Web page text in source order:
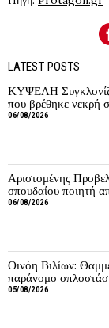
LATEST POSTS
ΚΥΨΕΛΗ
που βρέθηκε νεκρή
06/08/2026
Αριστομένης
σπουδαίου ποιητή
06/08/2026
Οινόη Βιλίων:
παράνομο
05/08/2026